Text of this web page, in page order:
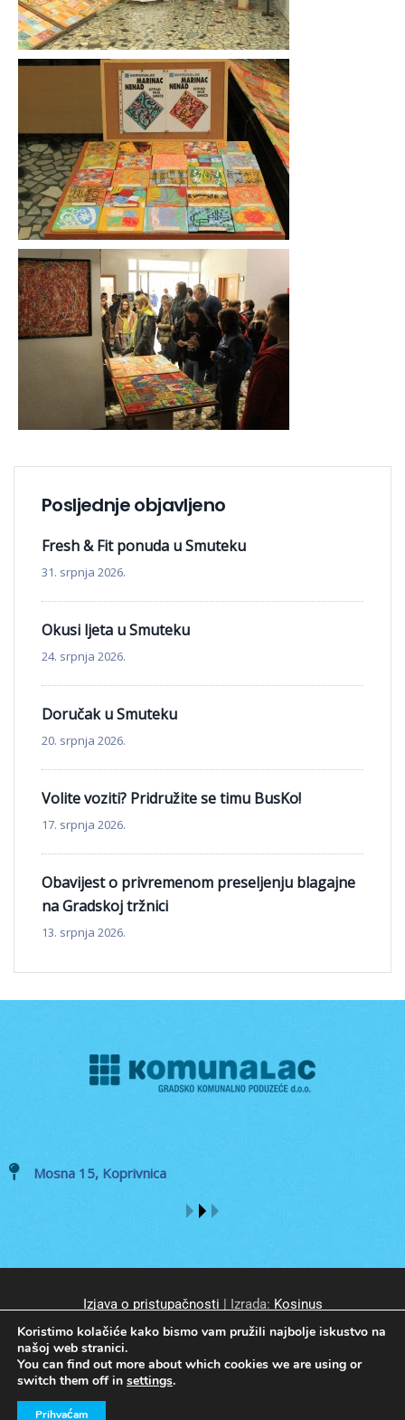
Posljednje objavljeno
Fresh & Fit ponuda u Smuteku
31. srpnja 2026.
Okusi ljeta u Smuteku
24. srpnja 2026.
Doručak u Smuteku
20. srpnja 2026.
Volite voziti? Pridružite se timu BusKo!
17. srpnja 2026.
Obavijest o privremenom preseljenju blagajne
na Gradskoj tržnici
13. srpnja 2026.
Mosna 15, Koprivnica
Izjava o pristupačnosti | Izrada: Kosinus
© GKP Komunalac Koprivnica d.o.o. Sva prava pridržana.
Koristimo kolačiće kako bismo vam pružili najbolje iskustvo na
našoj web stranici.
You can find out more about which cookies we are using or
switch them off in settings.
Prihvaćam